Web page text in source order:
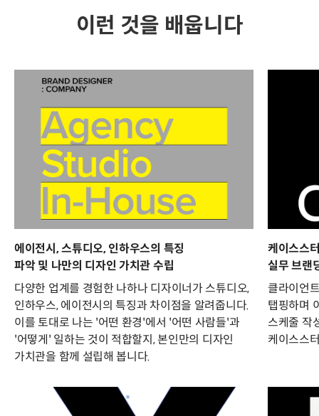
이런 것을 배웁니다
에이전시, 스튜디오, 인하우스의 특징
파악 및 나만의 디자인 가치관 수립
다양한 업계를 경험한 나하나 디자이너가 스튜디오,
인하우스, 에이전시의 특징과 차이점을 알려줍니다.
이를 토대로 나는 '어떤 환경'에서 '어떤 사람들'과
'어떻게' 일하는 것이 적합할지, 본인만의 디자인
가치관을 함께 설립해 봅니다.
케이스스
실무 브랜
클라이언
탭핑하며
스케줄 작
케이스스